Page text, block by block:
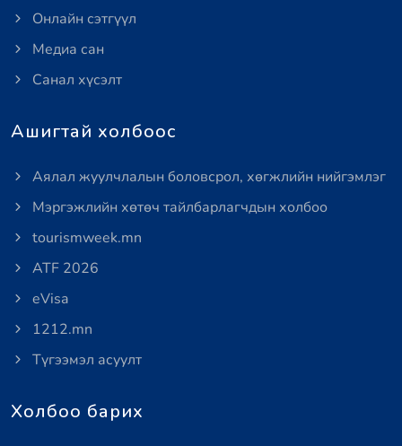
Онлайн сэтгүүл
Медиа сан
Санал хүсэлт
Ашигтай холбоос
Аялал жуулчлалын боловсрол, хөгжлийн нийгэмлэг
Мэргэжлийн хөтөч тайлбарлагчдын холбоо
tourismweek.mn
ATF 2026
eVisa
1212.mn
Түгээмэл асуулт
Холбоо барих